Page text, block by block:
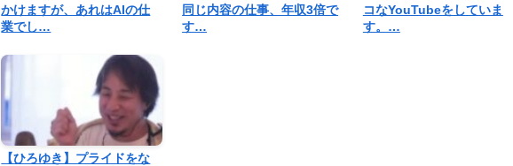
かけますが、あれはAIの仕
業でし…
同じ内容の仕事、年収3倍で
す…
コなYouTubeをしていま
す。…
【ひろゆき】プライドをな